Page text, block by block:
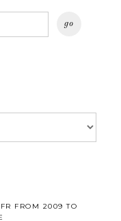
FROM 2009 TO